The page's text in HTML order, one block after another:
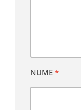
NUME *